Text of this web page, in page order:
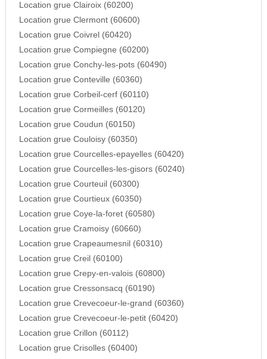
Location grue Clairoix (60200)
Location grue Clermont (60600)
Location grue Coivrel (60420)
Location grue Compiegne (60200)
Location grue Conchy-les-pots (60490)
Location grue Conteville (60360)
Location grue Corbeil-cerf (60110)
Location grue Cormeilles (60120)
Location grue Coudun (60150)
Location grue Couloisy (60350)
Location grue Courcelles-epayelles (60420)
Location grue Courcelles-les-gisors (60240)
Location grue Courteuil (60300)
Location grue Courtieux (60350)
Location grue Coye-la-foret (60580)
Location grue Cramoisy (60660)
Location grue Crapeaumesnil (60310)
Location grue Creil (60100)
Location grue Crepy-en-valois (60800)
Location grue Cressonsacq (60190)
Location grue Crevecoeur-le-grand (60360)
Location grue Crevecoeur-le-petit (60420)
Location grue Crillon (60112)
Location grue Crisolles (60400)